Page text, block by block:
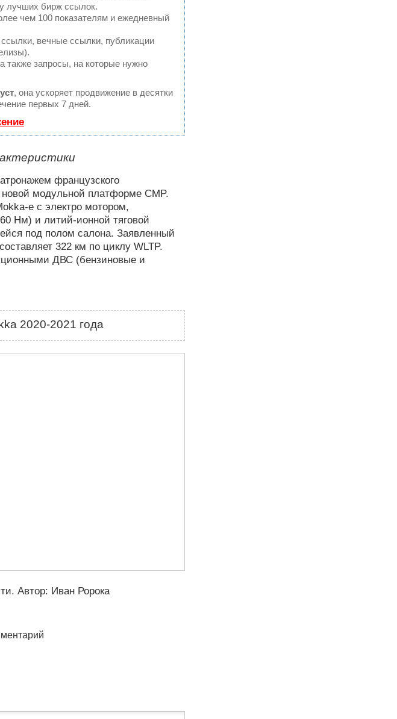
лучших бирж ссылок.
чем 100 показателям и ежедневный
вечные ссылки, публикации
также запросы, на которые нужно
, она ускоряет продвижение в десятки
первых 7 дней.
французского
новой модульной платформе CMP.
e с электро мотором,
Нм) и литий-ионной тяговой
под полом салона. Заявленный
322 км по циклу WLTP.
ДВС (бензиновые и
2020-2021 года
. Автор: Иван Ророка